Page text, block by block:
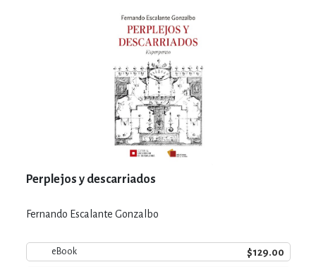
Perplejos y descarriados
Fernando Escalante Gonzalbo
eBook $129.00